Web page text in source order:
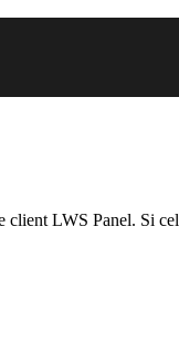
LWS Panel. Si